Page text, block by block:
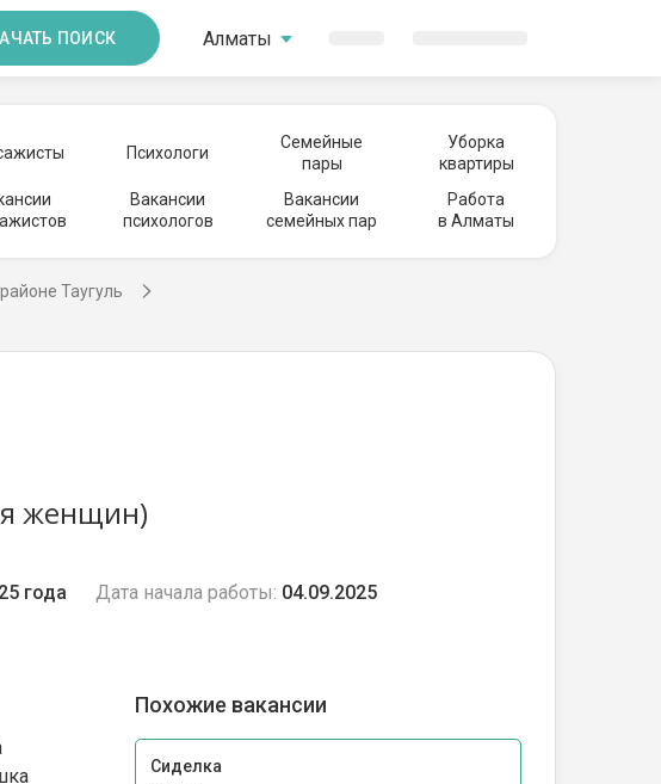
ПОИСК Алматы
Психологи
Семейные
пары
Уборка
квартиры
Вакансии
психологов
Вакансии
семейных пар
Работа
в Алматы
Таугуль
женщин)
года Дата начала работы: 04.09.2025
Похожие вакансии
Сиделка